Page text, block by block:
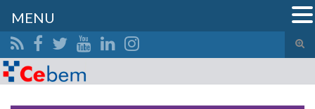
el
Search for:
MENU